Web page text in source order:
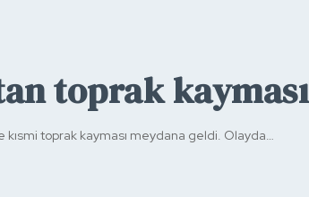
toprak kayması
kısmi toprak kayması meydana geldi. Olayda…